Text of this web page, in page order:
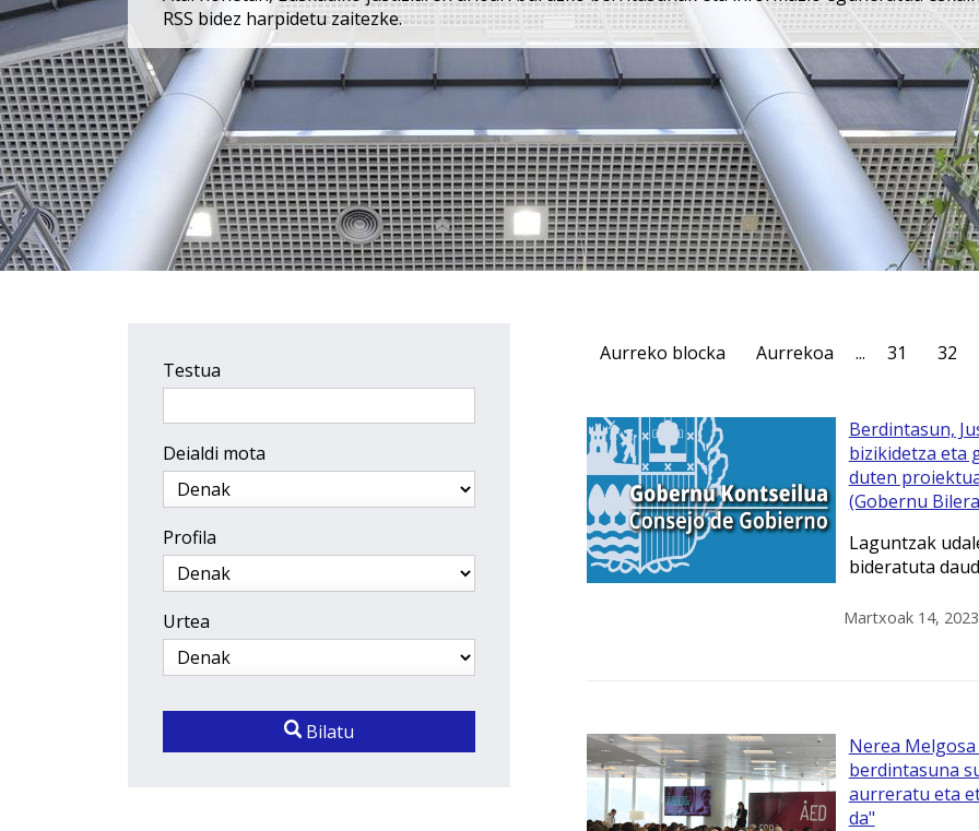
RSS bidez harpidetu zaitezke.
Testua
Deialdi mota
Profila
Urtea
Bilatu
Aurreko blocka Aurrekoa ... 31 32
Berdintasun,
bizikidetza eta
duten
(Gobernu
Laguntzak
bideratuta
Martxoak 14, 2023
Nerea
berdintasuna
aurreratu eta
da"